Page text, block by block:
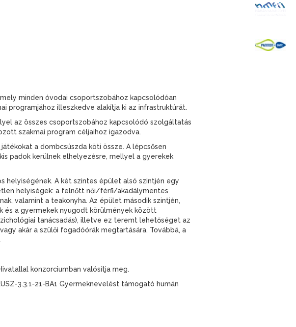
minden óvodai csoportszobához kapcsolódóan
programjához illeszkedve alakítja ki az infrastruktúrát.
az összes csoportszobához kapcsolódó szolgáltatás
szakmai program céljaihoz igazodva.
a dombcsúszda köti össze. A lépcsősen
padok kerülnek elhelyezésre, mellyel a gyerekek
A két szintes épület alsó szintjén egy
helyiségek: a felnőtt női/férfi/akadálymentes
valamint a teakonyha. Az épület második szintjén,
és a gyermekek nyugodt körülmények között
tanácsadás), illetve ez teremt lehetőséget az
akár a szülői fogadóórák megtartására. Továbbá, a
konzorciumban valósítja meg.
3.3.1-21-BA1 Gyermeknevelést támogató humán